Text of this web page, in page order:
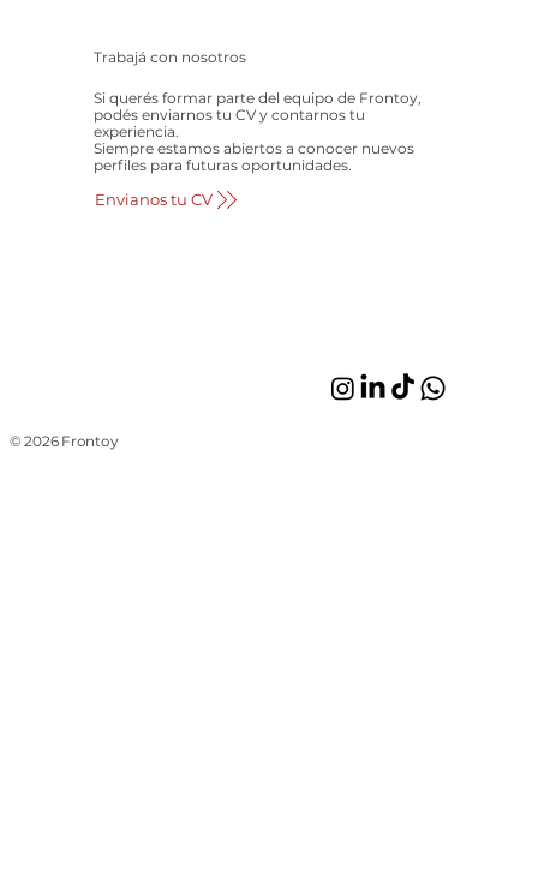
© 2026 Frontoy
Trabajá con nosotros
Si querés formar parte del equipo de Frontoy,
podés enviarnos tu CV y contarnos tu
experiencia.
Siempre estamos abiertos a conocer nuevos
perfiles para futuras oportunidades.
Envianos tu CV